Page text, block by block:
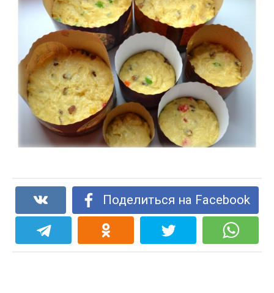
Поделиться на Facebook